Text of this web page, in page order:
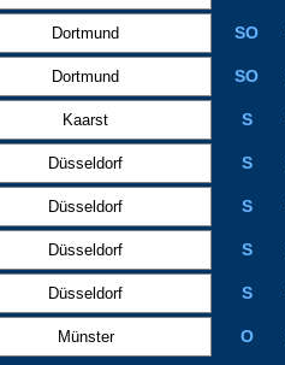
Dortmund SO
Dortmund SO
Kaarst S
Düsseldorf S
Düsseldorf S
Düsseldorf S
Düsseldorf S
Münster O